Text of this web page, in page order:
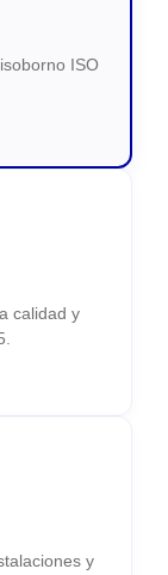
ISO
calidad y
y